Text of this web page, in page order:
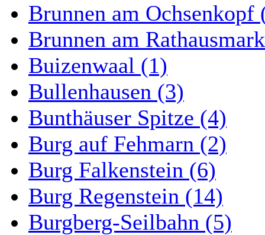
Brunnen am Ochsenkopf
Brunnen am
Buizenwaal (1)
Bullenhausen (3)
Bunthäuser Spitze (4)
Burg auf Fehmarn (2)
Burg Falkenstein (6)
Burg Regenstein (14)
Burgberg-Seilbahn (5)